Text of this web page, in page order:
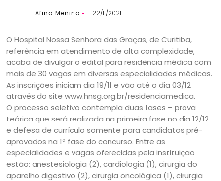
Afina Menina 22/11/2021
O Hospital Nossa Senhora das Graças, de Curitiba,
referência em atendimento de alta complexidade,
acaba de divulgar o edital para residência médica com
mais de 30 vagas em diversas especialidades médicas.
As inscrições iniciam dia 19/11 e vão até o dia 03/12
através do site www.hnsg.org.br/residenciamedica.
O processo seletivo contempla duas fases – prova
teórica que será realizada na primeira fase no dia 12/12
e defesa de currículo somente para candidatos pré-
aprovados na 1ª fase do concurso. Entre as
especialidades e vagas oferecidas pela instituição
estão: anestesiologia (2), cardiologia (1), cirurgia do
aparelho digestivo (2), cirurgia oncológica (1), cirurgia